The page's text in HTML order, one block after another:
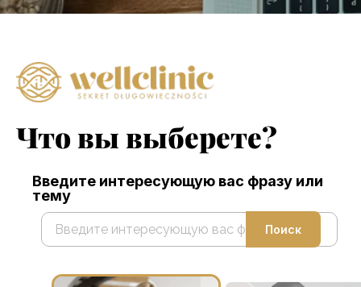
Что вы выберете?
Введите интересующую вас фразу или
тему
Поиск